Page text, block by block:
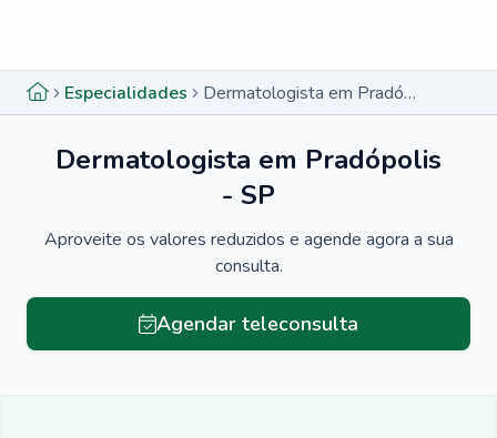
Especialidades Dermatologista em Pradópolis - SP
Dermatologista em Pradópolis
- SP
Aproveite os valores reduzidos e agende agora a sua
consulta.
Agendar teleconsulta